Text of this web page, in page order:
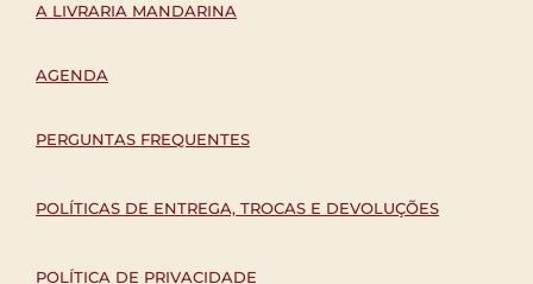
A LIVRARIA MANDARINA
AGENDA
PERGUNTAS FREQUENTES
POLÍTICAS DE ENTREGA, TROCAS E DEVOLUÇÕES
POLÍTICA DE PRIVACIDADE